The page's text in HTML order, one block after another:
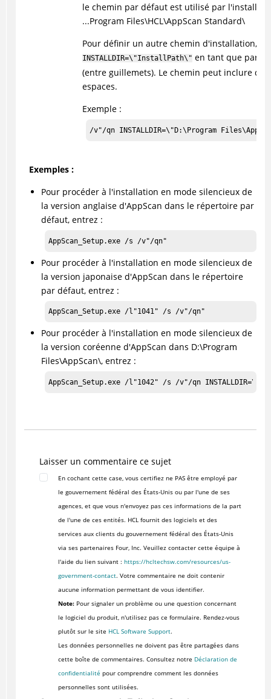
le chemin par défaut est utilisé par
...Program Files\HCL\AppScan Standard\
Pour définir un autre chemin d'installation,
INSTALLDIR=\"InstallPath\" en tant que
(entre guillemets). Le chemin peut inclure des
espaces.
Exemple :
/v"/qn INSTALLDIR=\"D:\Program
Exemples :
Pour procéder à l'installation en mode silencieux de
la version anglaise d'AppScan dans le répertoire par
défaut, entrez :
AppScan_Setup.exe /s /v"/qn"
Pour procéder à l'installation en mode silencieux de
la version japonaise d'AppScan dans le répertoire
par défaut, entrez :
AppScan_Setup.exe /l"1041" /s /v"/qn"
Pour procéder à l'installation en mode silencieux de
la version coréenne d'AppScan dans D:\Program
Files\AppScan\, entrez :
AppScan_Setup.exe /l"1042" /s /v"/qn
Laisser un commentaire ce sujet
En cochant cette case, vous certifiez ne PAS être employé par
le gouvernement fédéral des États-Unis ou par l'une de ses
agences, et que vous n'envoyez pas ces informations de la part
de l'une de ces entités. HCL fournit des logiciels et des
services aux clients du gouvernement fédéral des États-Unis
via ses partenaires Four, Inc. Veuillez contacter cette équipe à
l'aide du lien suivant : https://hcltechsw.com/resources/us-
government-contact. Votre commentaire ne doit contenir
aucune information permettant de vous identifier.
Note:Pour signaler un problème ou une question concernant
le logiciel du produit, n'utilisez pas ce formulaire. Rendez-vous
plutôt sur le site HCL Software Support.
Les données personnelles ne doivent pas être partagées dans
cette boîte de commentaires. Consultez notre Déclaration de
confidentialité pour comprendre comment les données
personnelles sont utilisées.